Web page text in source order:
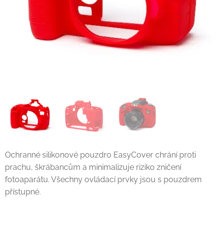
Ochranné silikonové pouzdro EasyCover chrání proti
prachu, škrábancům a minimalizuje riziko zničení
fotoaparátu. Všechny ovládací prvky jsou s pouzdrem
přístupné.